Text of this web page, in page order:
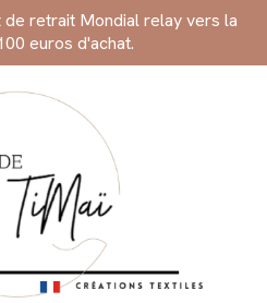
de retrait Mondial relay vers la
euros d'achat.